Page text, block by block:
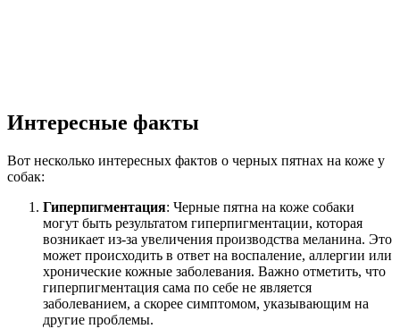
Интересные факты
Вот несколько интересных фактов о черных пятнах на коже у
собак:
Гиперпигментация: Черные пятна на коже собаки
могут быть результатом гиперпигментации, которая
возникает из-за увеличения производства меланина. Это
может происходить в ответ на воспаление, аллергии или
хронические кожные заболевания. Важно отметить, что
гиперпигментация сама по себе не является
заболеванием, а скорее симптомом, указывающим на
другие проблемы.